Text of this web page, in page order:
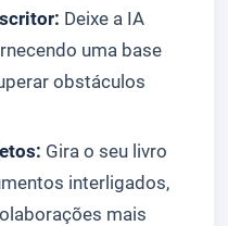
Deixe a IA
uma base
obstáculos
Gira o seu livro
interligados,
mais